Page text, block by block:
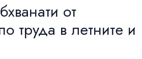
от
труда в летните и